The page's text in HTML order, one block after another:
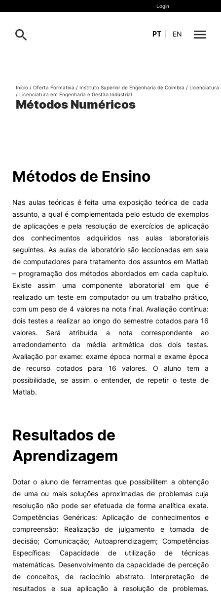
Estudar
II&D e Empresas
Ação Social
Alumni
Projetos PRR
Magazine
Eventos
Europeia
Login
PT EN
Pesquisa
Métodos Numéricos
Início / Oferta Formativa / Instituto Superior de Engenharia de Coimbra / Licenciatura
/ Licenciatura em Engenharia e Gestão Industrial
Métodos de Ensino
Nas aulas teóricas é feita uma exposição teórica de cada
assunto, a qual é complementada pelo estudo de exemplos
de aplicações e pela resolução de exercícios de aplicação
dos conhecimentos adquiridos nas aulas laboratoriais
seguintes. As aulas de laboratório são leccionadas em sala
de computadores para tratamento dos assuntos em Matlab
– programação dos métodos abordados em cada capítulo.
Existe assim uma componente laboratorial em que é
realizado um teste em computador ou um trabalho prático,
com um peso de 4 valores na nota final. Avaliação contínua:
dois testes a realizar ao longo do semestre cotados para 16
valores. Será atribuída a nota correspondente ao
arredondamento da média aritmética dos dois testes.
Avaliação por exame: exame época normal e exame época
de recurso cotados para 16 valores. O aluno tem a
possibilidade, se assim o entender, de repetir o teste de
Matlab.
Resultados de
Aprendizagem
Dotar o aluno de ferramentas que possibilitem a obtenção
de uma ou mais soluções aproximadas de problemas cuja
resolução não pode ser efetuada de forma analítica exata.
Competências Genéricas: Aplicação de conhecimentos e
compreensão; Realização de julgamento e tomada de
decisão; Comunicação; Autoaprendizagem; Competências
Específicas: Capacidade de utilização de técnicas
matemáticas. Desenvolvimento da capacidade de perceção
de conceitos, de raciocínio abstrato. Interpretação de
resultados e sua aplicação à resolução de problemas.